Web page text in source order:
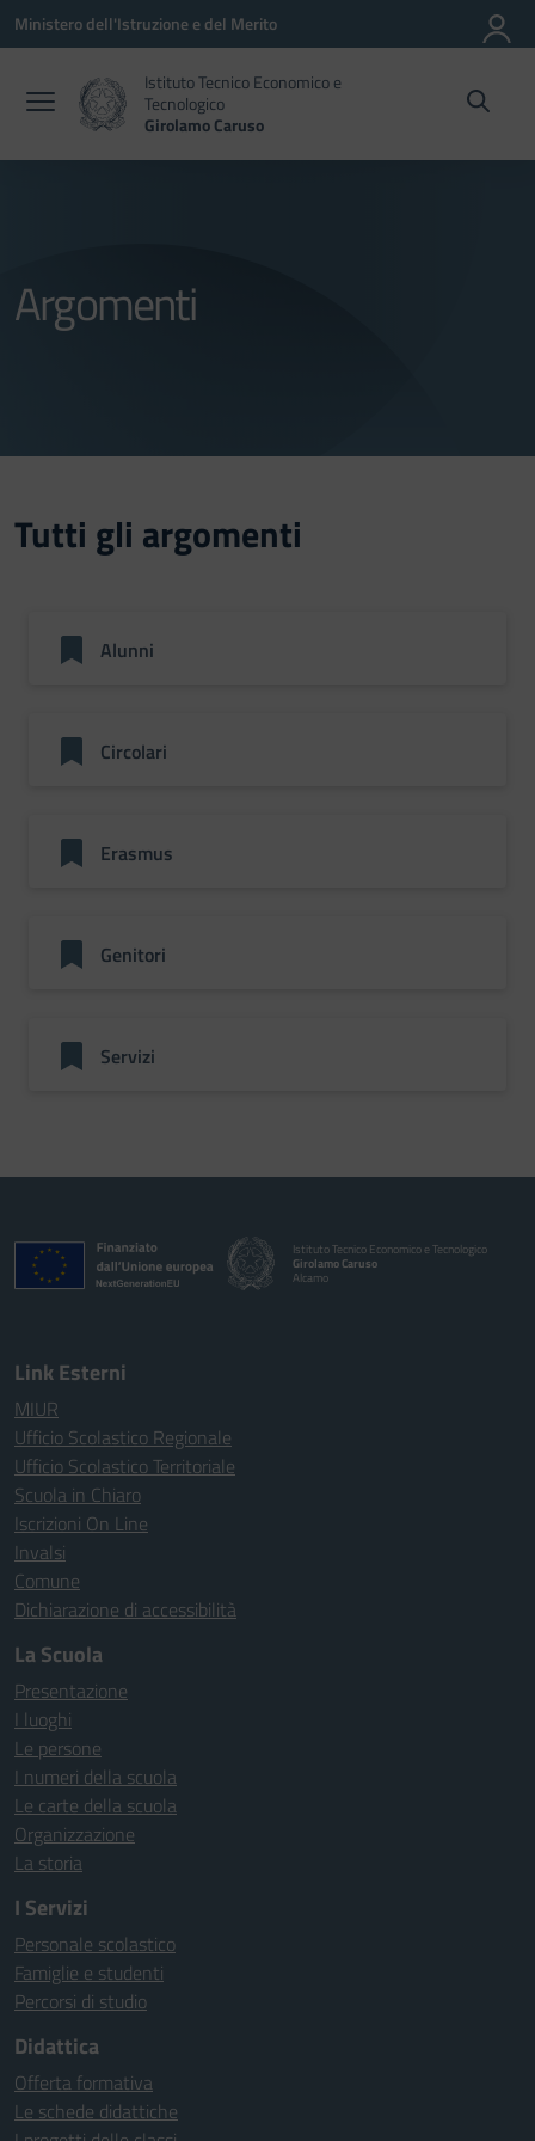
Vai ai contenuti
Vai al menu di navigazione
Vai al footer
Ministero dell'Istruzione e del Merito
Istituto Tecnico Economico e
Tecnologico
Girolamo Caruso
Argomenti
Tutti gli argomenti
Alunni
Circolari
Erasmus
Genitori
Servizi
Istituto Tecnico Economico e Tecnologico
Girolamo Caruso
Alcamo
Link Esterni
MIUR
Ufficio Scolastico Regionale
Ufficio Scolastico Territoriale
Scuola in Chiaro
Iscrizioni On Line
Invalsi
Comune
Dichiarazione di accessibilità
La Scuola
Presentazione
I luoghi
Le persone
I numeri della scuola
Le carte della scuola
Organizzazione
La storia
I Servizi
Personale scolastico
Famiglie e studenti
Percorsi di studio
Didattica
Offerta formativa
Le schede didattiche